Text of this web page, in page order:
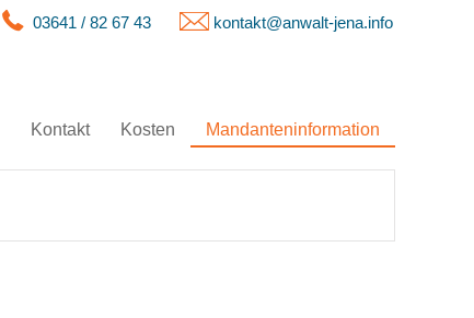
Kontakt Kosten Mandanteninformation
03641 / 82 67 43 kontakt@anwalt-jena.info